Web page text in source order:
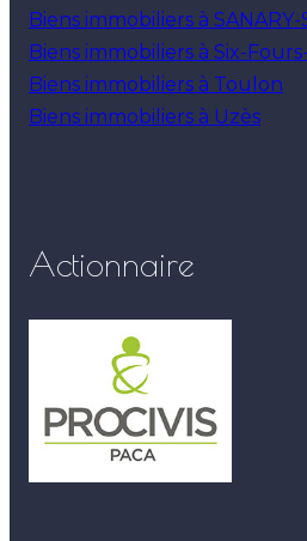
Biens immobiliers à SANARY-
Biens immobiliers à Six-
Biens immobiliers à Toulon
Biens immobiliers à Uzès
Actionnaire